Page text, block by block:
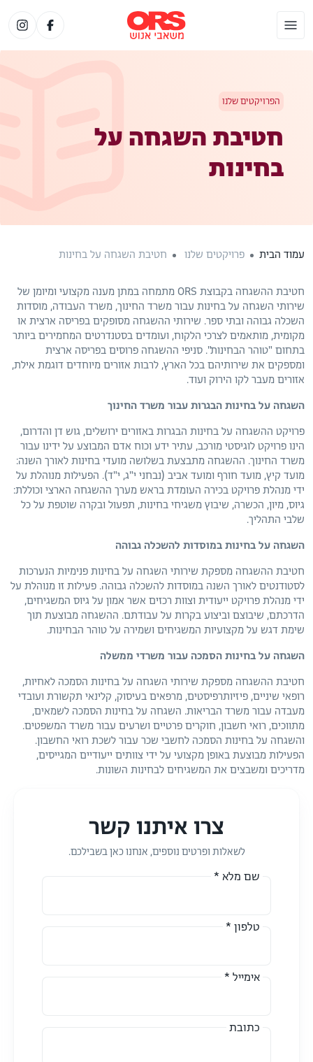
הפרויקטים שלנו
חטיבת השגחה על
בחינות
עמוד הבית פרויקטים שלנו חטיבת השגחה על בחינות
חטיבת ההשגחה בקבוצת ORS מתמחה במתן מענה מקצועי ומיומן של
שירותי השגחה על בחינות עבור משרד החינוך, משרד העבודה, מוסדות
השכלה גבוהה ובתי ספר. שירותי ההשגחה מסופקים בפריסה ארצית או
מקומית, מותאמים לצרכי הלקוח, ועומדים בסטנדרטים המחמירים ביותר
בתחום "טוהר הבחינות". סניפי ההשגחה פרוסים בפריסה ארצית
ומספקים את שירותיהם בכל הארץ, לרבות אזורים מיוחדים דוגמת אילת,
אזורים מעבר לקו הירוק ועוד.
השגחה על בחינות הבגרות עבור משרד החינוך
פרויקט ההשגחה על בחינות הבגרות באזורים ירושלים, גוש דן והדרום,
הינו פרויקט לוגיסטי מורכב, עתיר ידע וכוח אדם המבוצע על ידינו עבור
משרד החינוך. ההשגחה מתבצעת בשלושה מועדי בחינות לאורך השנה:
מועד קיץ, מועד חורף ומועד אביב (נבחני י"ג, י"ד). הפעילות מנוהלת על
ידי מנהלת פרויקט בכירה העומדת בראש מערך ההשגחה הארצי וכוללת:
גיוס, מיון, הכשרה, שיבוץ משגיחי בחינות, תפעול ובקרה שוטפת על כל
שלבי התהליך.
השגחה על בחינות במוסדות להשכלה גבוהה
חטיבת ההשגחה מספקת שירותי השגחה על בחינות פנימיות הנערכות
לסטודנטים לאורך השנה במוסדות להשכלה גבוהה. פעילות זו מנוהלת על
ידי מנהלת פרויקט ייעודית וצוות רכזים אשר אמון על גיוס המשגיחים,
הדרכתם, שיבוצם וביצוע בקרות על עבודתם. ההשגחה מבוצעת תוך
שימת דגש על מקצועיות המשגיחים ושמירה על טוהר הבחינות.
השגחה על בחינות הסמכה עבור משרדי ממשלה
חטיבת ההשגחה מספקת שירותי השגחה על בחינות הסמכה לאחיות,
רופאי שיניים, פיזיותרפיסטים, מרפאים בעיסוק, קלינאי תקשורת ועובדי
מעבדה עבור משרד הבריאות. השגחה על בחינות הסמכה לשמאים,
מתווכים, רואי חשבון, חוקרים פרטיים ושרעים עבור משרד המשפטים.
והשגחה על בחינות הסמכה לחשבי שכר עבור לשכת רואי החשבון.
הפעילות מבוצעת באופן מקצועי על ידי צוותים ייעודיים המגייסים,
מדריכים ומשבצים את המשגיחים לבחינות השונות.
צרו איתנו קשר
לשאלות ופרטים נוספים, אנחנו כאן בשבילכם.
שם מלא *
טלפון *
אימייל *
כתובת